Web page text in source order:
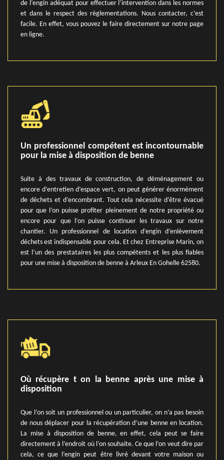
de l’engin adéquat pour effectuer l’intervention dans les normes
et dans le respect des règlementations. Nous contacter, c’est
facile. En effet, vous pouvez le faire directement sur notre page
en ligne.
Un professionnel compétent est incontournable
pour la mise à disposition de benne
Suite à des travaux de construction, de déménagement ou
encore d’entretien d’espace vert, on peut générer énormément
de déchets et d’encombrant. Tout cela nécessite d’être évacué
pour que l’on puisse profiter pleinement de notre propriété ou
encore pour que l’on puisse continuer les travaux sur notre
chantier. Un professionnel de location d’engin d’enlèvement
déchets est indispensable pour cela. Et chez Entreprise Marin, on
est l’un des prestataires les plus compétents et les plus fiables
pour une mise à disposition de benne à Arleux En Gohelle 62580.
Où récupère t on la benne après une mise à
disposition
Que l’on soit un professionnel ou un particulier, on n’a pas besoin
de nous déplacer pour la récupération d’une benne en location.
La mise à disposition de benne, en effet, cela peut se faire
directement à l’endroit où l’on souhaite. Ce que l’on veut dire par
cela, ce que l’engin peut être livré devant votre maison ou